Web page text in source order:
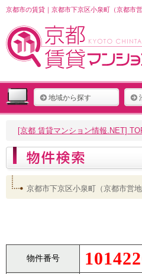
京都市の賃貸｜京都市下京区小泉町（京都市
地域から探す
[京都 賃貸マンション情報.NET]
京都市下京区小泉町（京都市営
物件番号